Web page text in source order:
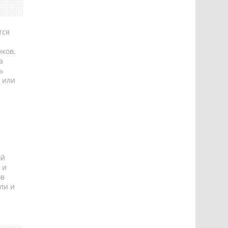
или
и
и